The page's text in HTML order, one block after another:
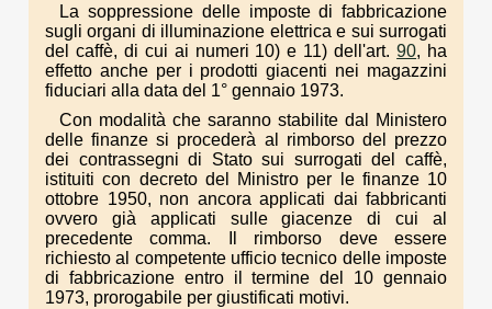
La soppressione delle imposte di fabbricazione
sugli organi di illuminazione elettrica e sui surrogati
del caffè, di cui ai numeri 10) e 11) dell'art.90, ha
effetto anche per i prodotti giacenti nei magazzini
fiduciari alla data del 1° gennaio 1973.
Con modalità che saranno stabilite dal Ministero
delle finanze si procederà al rimborso del prezzo
dei contrassegni di Stato sui surrogati del caffè,
istituiti con decreto del Ministro per le finanze 10
ottobre 1950, non ancora applicati dai fabbricanti
ovvero già applicati sulle giacenze di cui al
precedente comma. Il rimborso deve essere
richiesto al competente ufficio tecnico delle imposte
di fabbricazione entro il termine del 10 gennaio
1973, prorogabile per giustificati motivi.